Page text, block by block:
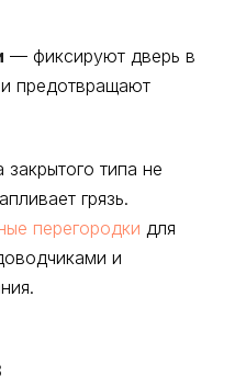
— фиксируют дверь в
предотвращают
типа не
грязь.
перегородки для
и